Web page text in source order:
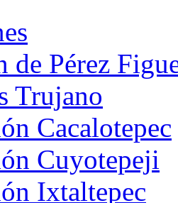
de Pérez
Trujano
Cacalotepec
Cuyotepeji
Ixtaltepec